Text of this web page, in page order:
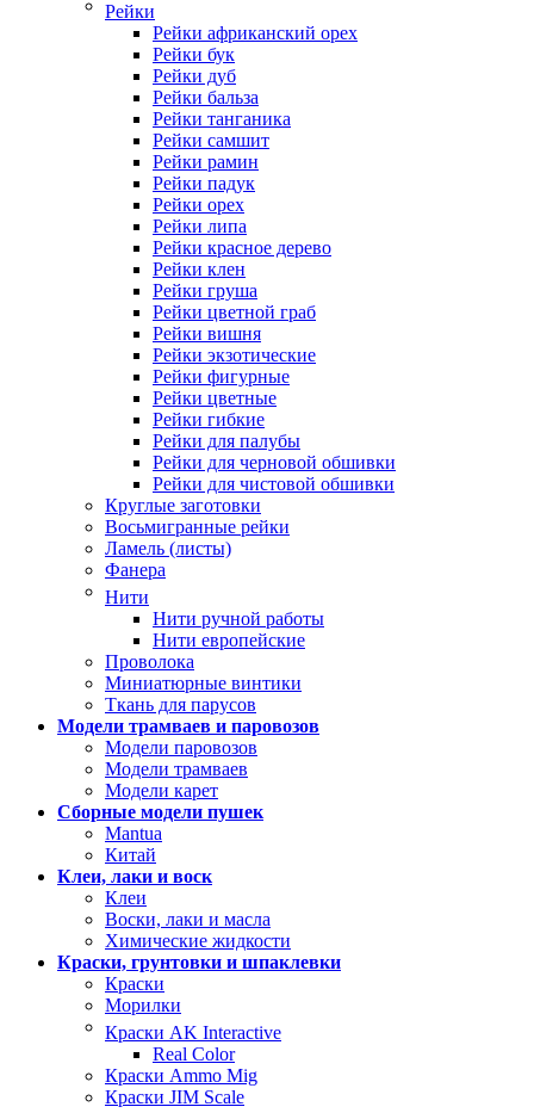
Рейки
Рейки африканский орех
Рейки бук
Рейки дуб
Рейки бальза
Рейки танганика
Рейки самшит
Рейки рамин
Рейки падук
Рейки орех
Рейки липа
Рейки красное дерево
Рейки клен
Рейки груша
Рейки цветной граб
Рейки вишня
Рейки экзотические
Рейки фигурные
Рейки цветные
Рейки гибкие
Рейки для палубы
Рейки для черновой обшивки
Рейки для чистовой обшивки
Круглые заготовки
Восьмигранные рейки
Ламель (листы)
Фанера
Нити
Нити ручной работы
Нити европейские
Проволока
Миниатюрные винтики
Ткань для парусов
Модели трамваев и паровозов
Модели паровозов
Модели трамваев
Модели карет
Сборные модели пушек
Mantua
Китай
Клеи, лаки и воск
Клеи
Воски, лаки и масла
Химические жидкости
Краски, грунтовки и шпаклевки
Краски
Морилки
Краски AK Interactive
Real Color
Краски Ammo Mig
Краски JIM Scale